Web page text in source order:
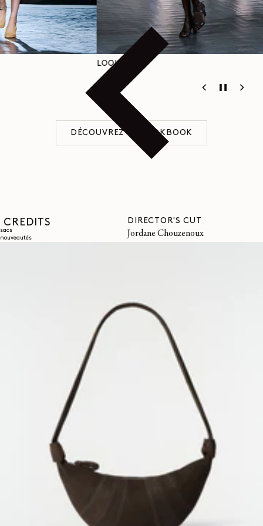
sacs
nouveautés
DÉCOUVREZ LE LOOKBOOK
CREDITS DIRECTOR'S CUT
Jordane Chouzenoux
ATMOSPHERE
Maxime Bony
PORTRAIT DES MUSICIENS
Kamilya Kuspanova
and Pascal Gambarte
PERFORMANCE LIVE
SUPERVISION MUSICALE
Pilooski
EXPÉDITION ET RETOURS
DANS LE MONDE ENTIER